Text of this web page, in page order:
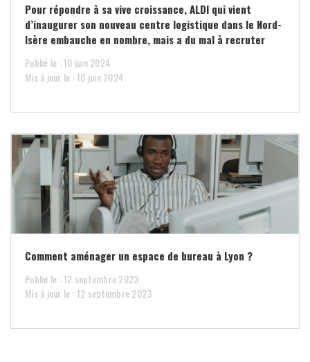
Pour répondre à sa vive croissance, ALDI qui vient
d’inaugurer son nouveau centre logistique dans le Nord-
Isère embauche en nombre, mais a du mal à recruter
Publié le : 10 juin 2024
Mis à jour le : 10 juin 2024
Comment aménager un espace de bureau à Lyon ?
Publié le : 12 septembre 2023
Mis à jour le : 12 septembre 2023